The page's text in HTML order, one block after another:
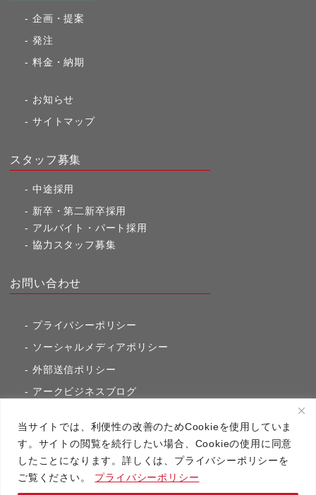
当サイトでは、利便性の改善のためCookieを使用していま
す。サイトの閲覧を続行したい場合、Cookieの使用に同意
したことになります。詳しくは、プライバシーポリシーを
ご覧ください。
プライバシーポリシー
企画・提案
発注
料金・納期
お知らせ
サイトマップ
スタッフ募集
中途採用
新卒・第二新卒採用
アルバイト・パート採用
協力スタッフ募集
お問い合わせ
プライバシーポリシー
ソーシャルメディアポリシー
外部送信ポリシー
アークビジネスブログ
アーク・コミュニケーションズ
Copyright（C）2020 アーク・コミュニケーションズ All RightsReserved.